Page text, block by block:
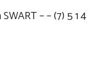
– – (7) 5 1 4